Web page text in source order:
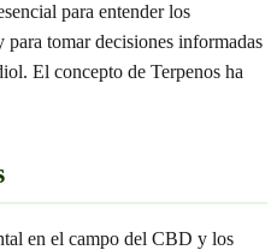
para entender los
tomar decisiones informadas
El concepto de Terpenos ha
en el campo del CBD y los